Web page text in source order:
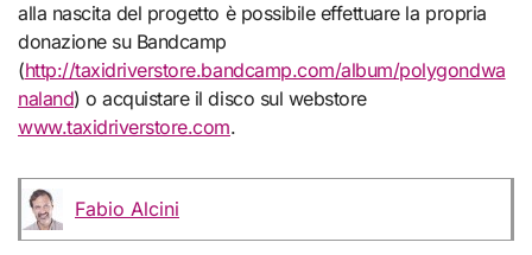
alla nascita del progetto è possibile effettuare la propria
donazione su Bandcamp
(http://taxidriverstore.bandcamp.com/album/polygondwa
naland) o acquistare il disco sul webstore
www.taxidriverstore.com.
Fabio Alcini